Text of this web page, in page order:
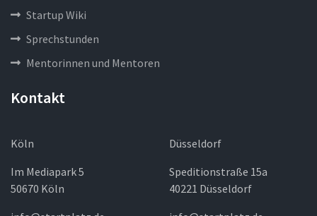
Startup Wiki
Sprechstunden
Mentorinnen und Mentoren
Kontakt
Köln
Im Mediapark 5
50670 Köln
Düsseldorf
Speditionstraße 15a
40221 Düsseldorf